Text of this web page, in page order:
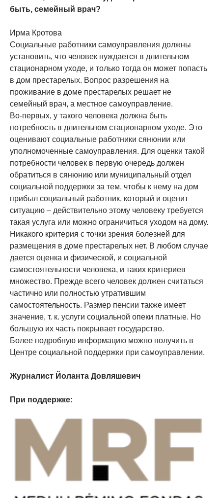
быть, семейный врач?
Ирма Кротова
Социальные работники самоуправления должны
установить, что человек нуждается в длительном
стационарном уходе, и только тогда он может попасть
в дом престарелых. Вопрос разрешения на
проживание в доме престарелых решает не
семейный врач, а местное самоуправление.
Во-первых, у такого человека должна быть
потребность в длительном стационарном уходе. Это
оценивают социальные работники сянюнии или
уполномоченные самоуправления. Для оценки такой
потребности человек в первую очередь должен
обратиться в сянюнию или муниципальный отдел
социальной поддержки за тем, чтобы к нему на дом
прибыл социальный работник, который и оценит
ситуацию – действительно этому человеку требуется
такая услуга или можно ограничиться уходом на дому.
Никакого критерия с точки зрения болезней для
размещения в доме престарелых нет. В любом случае
дается оценка и физической, и социальной
самостоятельности человека, и таких критериев
множество. Прежде всего человек должен считаться
частично или полностью утратившим
самостоятельность. Размер пенсии также имеет
значение, т. к. услуги социальной опеки платные. Но
большую их часть покрывает государство.
Более подробную информацию можно получить в
Центре социальной поддержки при самоуправлении.
Журналист Йоланта Довляшевич
При поддержке: